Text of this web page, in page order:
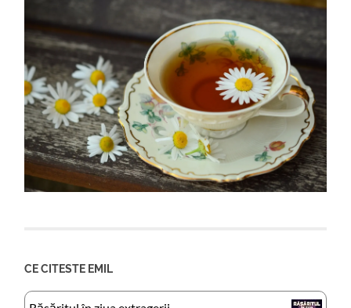
CE CITESTE EMIL